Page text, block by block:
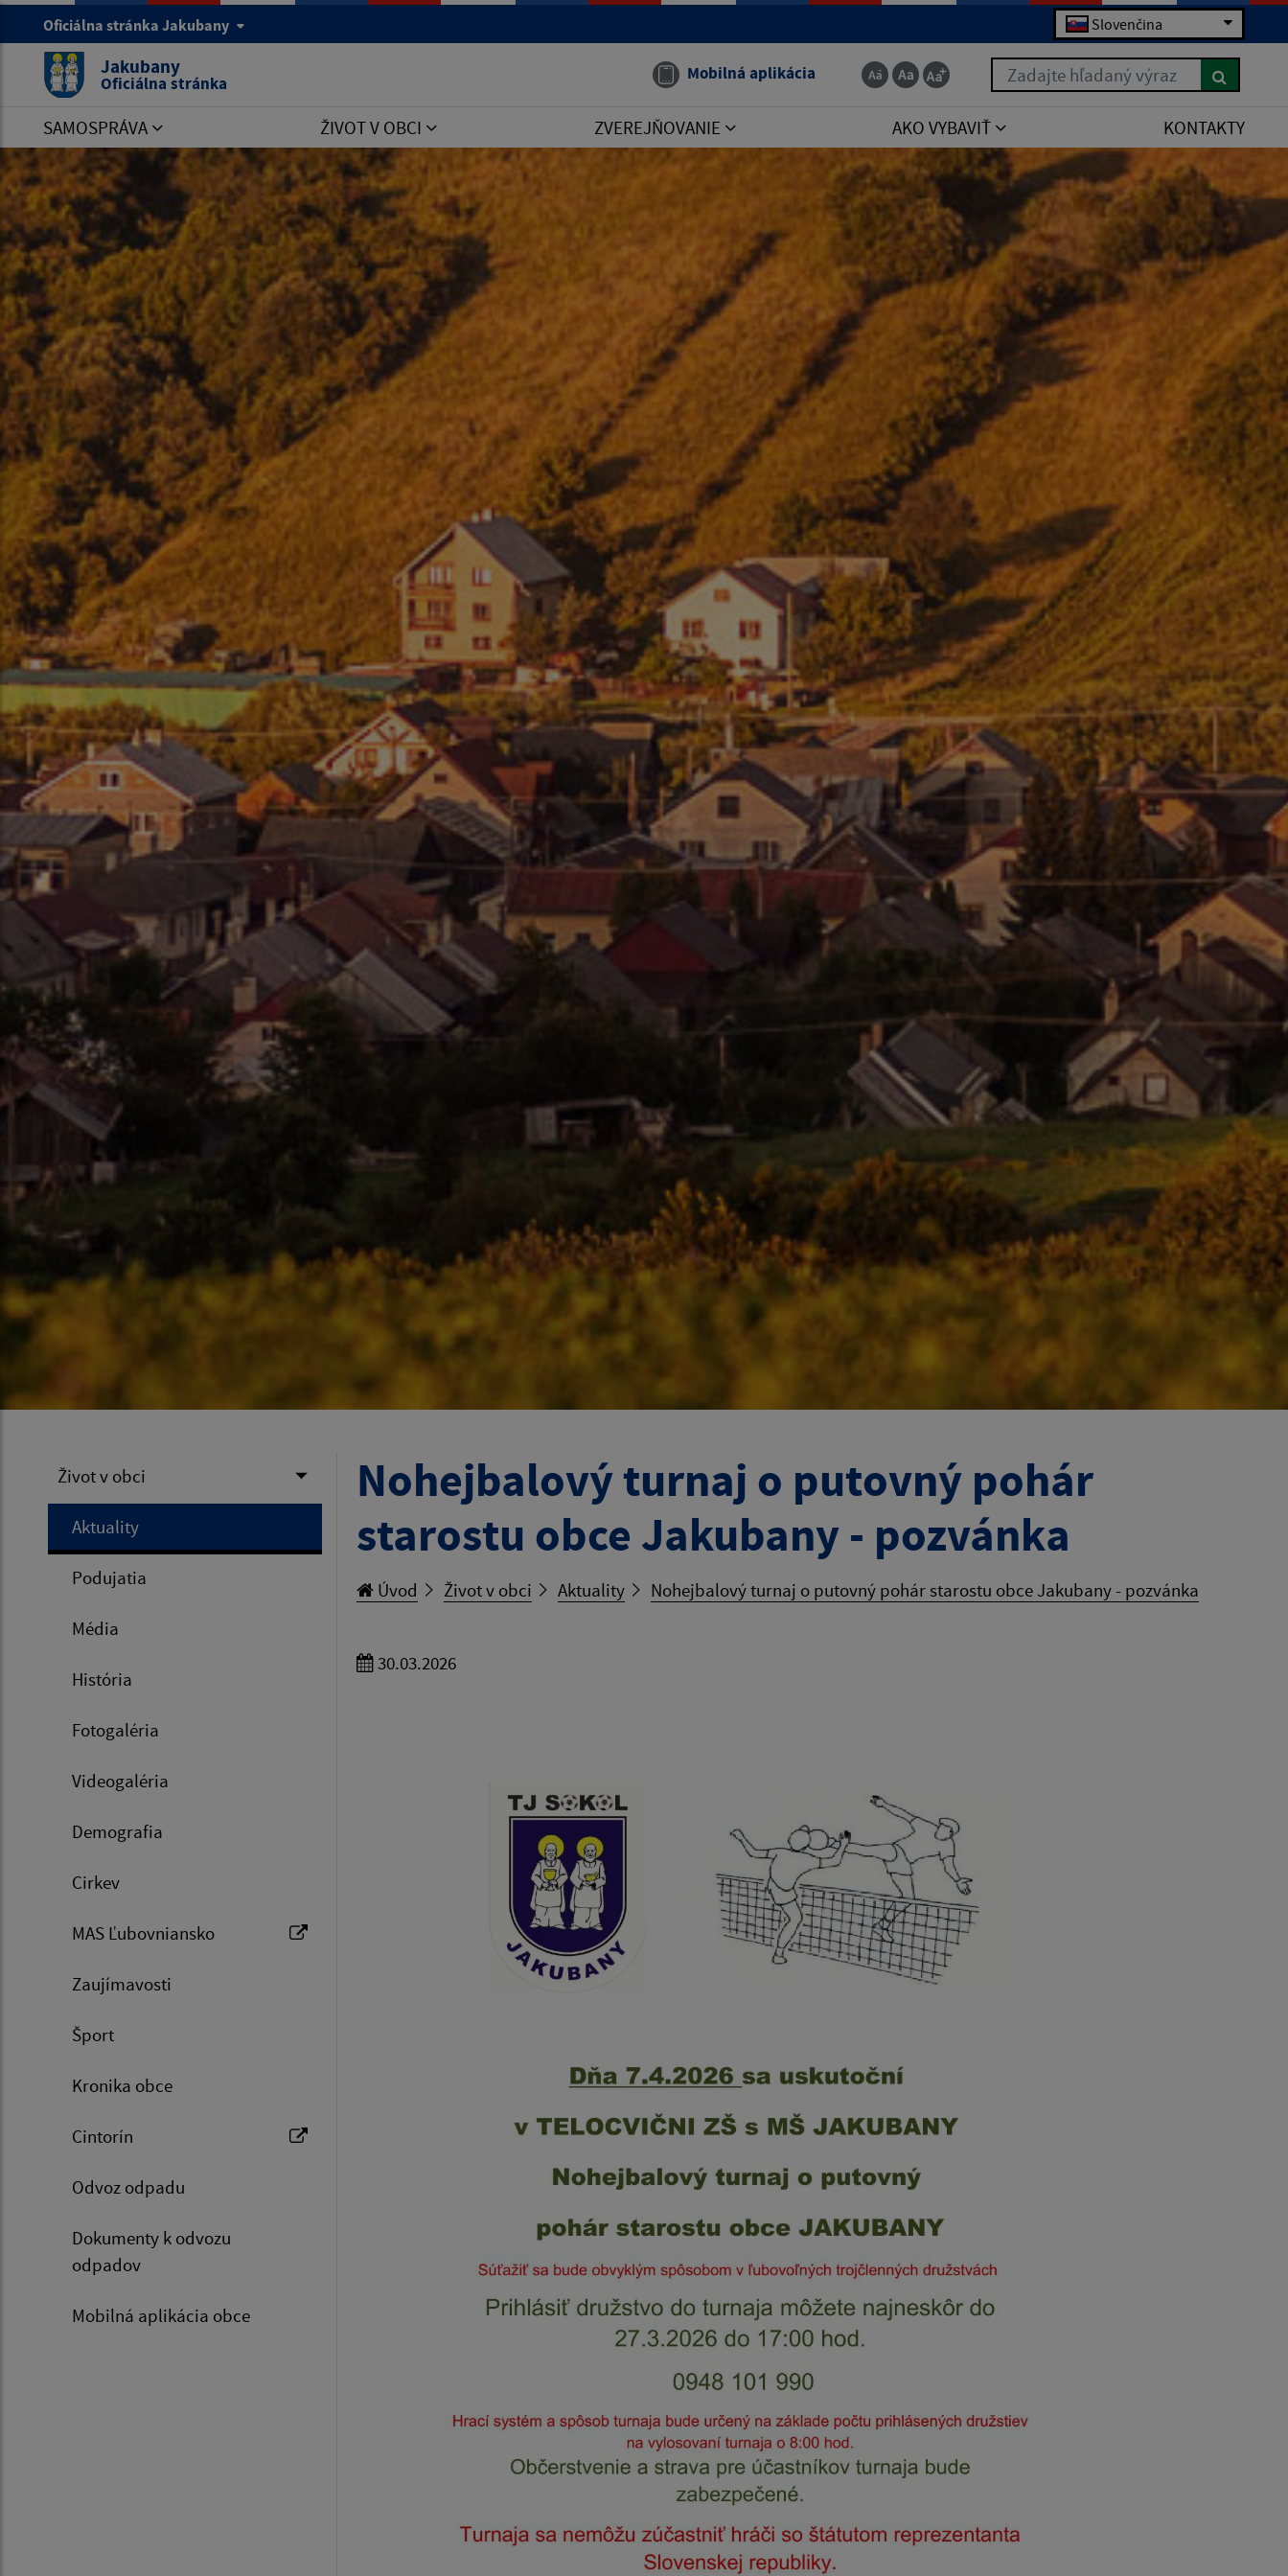
Oficiálna stránka Jakubany Slovenčina
Jakubany
Oficiálna stránka Mobilná aplikácia Zadajte hľadaný výraz
SAMOSPRÁVA ŽIVOT V OBCI ZVEREJŇOVANIE AKO VYBAVIŤ KONTAKTY
Život v obci
Aktuality
Podujatia
Média
História
Fotogaléria
Videogaléria
Demografia
Cirkev
MAS Ľubovniansko
Zaujímavosti
Šport
Kronika obce
Cintorín
Odvoz odpadu
Dokumenty k odvozu
odpadov
Mobilná aplikácia obce
Nohejbalový turnaj o putovný pohár
starostu obce Jakubany - pozvánka
Úvod Život v obci Aktuality Nohejbalový turnaj o putovný pohár starostu obce Jakubany - pozvánka
30.03.2026